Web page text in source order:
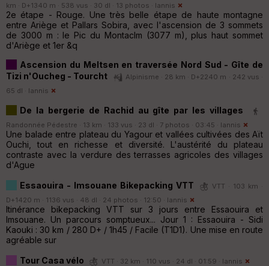
km · D+1340 m · 538 vus · 30 dl · 13 photos · Iannis
2e étape - Rouge. Une très belle étape de haute montagne
entre Ariège et Pallars Sobira, avec l'ascension de 3 sommets
de 3000 m : le Pic du Montaclm (3077 m), plus haut sommet
d'Ariège et 1er &q
Ascension du Meltsen en traversée Nord Sud - Gîte de
Tizi n'Oucheg - Tourcht
Alpinisme · 28 km · D+2240 m · 242 vus ·
65 dl · Iannis
De la bergerie de Rachid au gîte par les villages
Randonnée Pédestre · 13 km · 133 vus · 23 dl · 7 photos · 03:45 · Iannis
Une balade entre plateau du Yagour et vallées cultivées des Aït
Ouchi, tout en richesse et diversité. L'austérité du plateau
contraste avec la verdure des terrasses agricoles des villages
d'Ague
Essaouira - Imsouane Bikepacking VTT
VTT · 103 km ·
D+1420 m · 1136 vus · 48 dl · 24 photos · 12:50 · Iannis
Itinérance bikepacking VTT sur 3 jours entre Essaouira et
Imsouane. Un parcours somptueux... Jour 1 : Essaouira - Sidi
Kaouki : 30 km / 280 D+ / 1h45 / Facile (T1D1). Une mise en route
agréable sur
Tour Casa vélo
VTT · 32 km · 110 vus · 24 dl · 01:59 · Iannis